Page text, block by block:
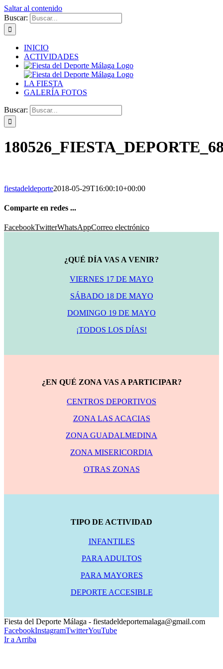
Saltar al contenido
Buscar:
INICIO
ACTIVIDADES
LA FIESTA
GALERÍA FOTOS
Buscar:
fiestadeldeporte2018-05-29T16:00:10+00:00
Comparte en redes ...
FacebookTwitterWhatsAppCorreo electrónico
¿QUÉ DÍA VAS A VENIR?
VIERNES 17 DE MAYO
SÁBADO 18 DE MAYO
DOMINGO 19 DE MAYO
¡TODOS LOS DÍAS!
¿EN QUÉ ZONA VAS A PARTICIPAR?
CENTROS DEPORTIVOS
ZONA LAS ACACIAS
ZONA GUADALMEDINA
ZONA MISERICORDIA
OTRAS ZONAS
TIPO DE ACTIVIDAD
INFANTILES
PARA ADULTOS
PARA MAYORES
DEPORTE ACCESIBLE
Fiesta del Deporte Málaga - fiestadeldeportemalaga@gmail.com
FacebookInstagramTwitterYouTube
Ir a Arriba